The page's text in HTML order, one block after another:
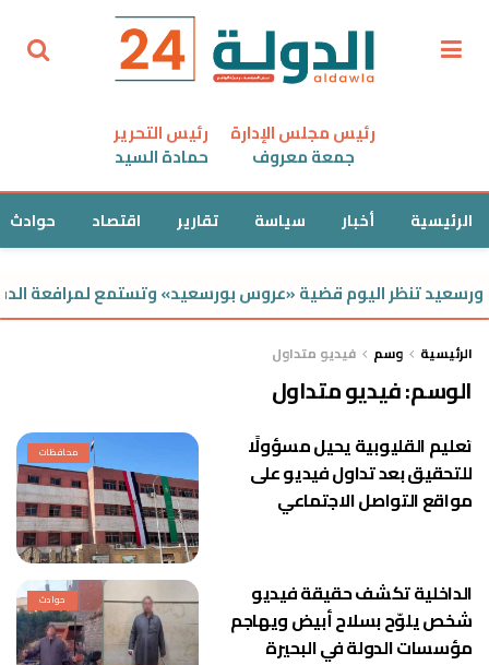
رئيس مجلس الإدارة
جمعة معروف
رئيس التحرير
حمادة السيد
الرئيسية أخبار سياسة تقارير اقتصاد حوادث
تنظر اليوم قضية «عروس بورسعيد» وتستمع لمرافعة الدفاع
الرئيسية وسم فيديو متداول
الوسم:فيديو متداول
محافظات
تعليم القليوبية يحيل مسؤولًا
للتحقيق بعد تداول فيديو على
مواقع التواصل الاجتماعي
حوادث
الداخلية تكشف حقيقة فيديو
شخص يلوّح بسلاح أبيض ويهاجم
مؤسسات الدولة في البحيرة